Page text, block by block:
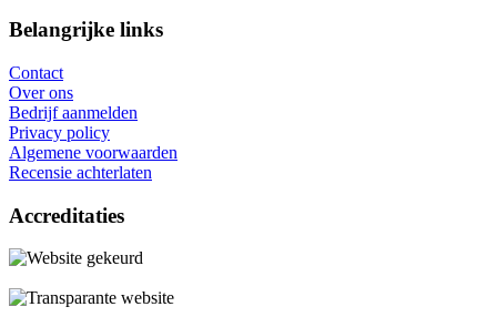
Belangrijke links
Contact
Over ons
Bedrijf aanmelden
Privacy policy
Algemene voorwaarden
Recensie achterlaten
Accreditaties